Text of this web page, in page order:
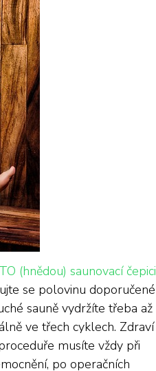
(hnědou) saunovací čepici
se polovinu doporučené
sauně vydržíte třeba
ve třech cyklech. Zdraví
musíte vždy při
po operačních